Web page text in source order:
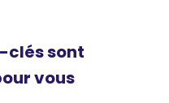
clés sont
vous